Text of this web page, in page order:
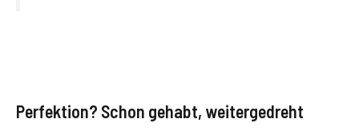
Perfektion? Schon gehabt, weitergedreht